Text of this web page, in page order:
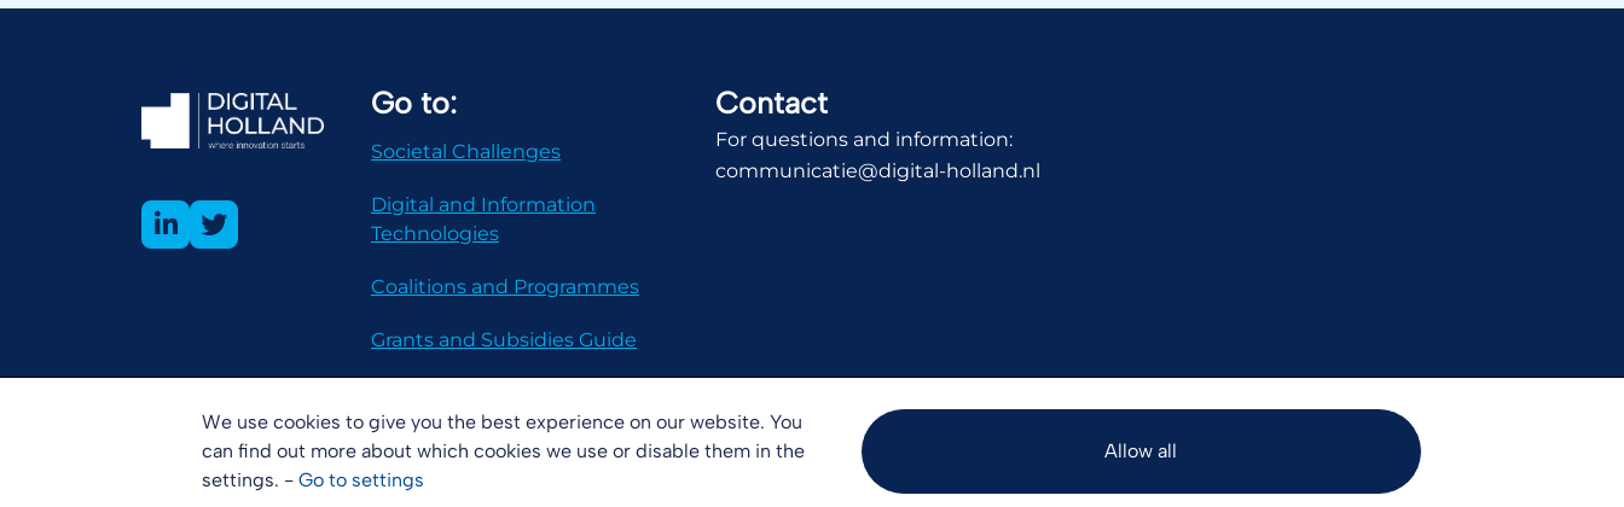
We use cookies to give you the best experience on our website. You
can find out more about which cookies we use or disable them in the
settings. - Go to settings
Allow all
Go to:
Societal Challenges
Digital and Information
Technologies
Coalitions and Programmes
Grants and Subsidies Guide
Contact
For questions and information:
communicatie@digital-holland.nl
DisclaimerCopyrightCookies